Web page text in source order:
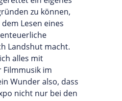
zu können,
Lesen eines
Landshut macht.
alles mit
im
Wunder also, dass
nicht nur bei den